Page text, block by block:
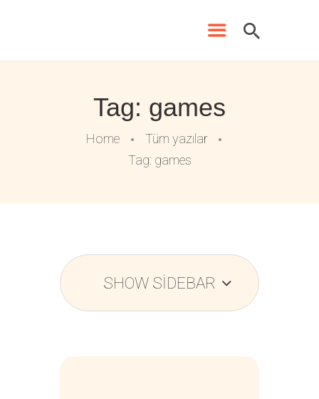
Tag: games
Home
Tüm yazılar
Tag: games
ANA SAYFA
ALFA ANAOKULU
KADROMUZ
İLETIŞIM
SHOW SIDEBAR